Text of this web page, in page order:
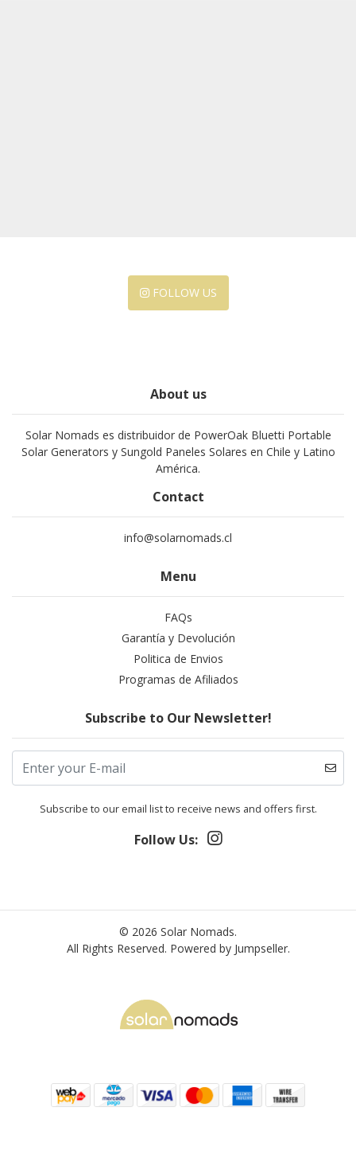
FOLLOW US
About us
Solar Nomads es distribuidor de PowerOak Bluetti Portable
Solar Generators y Sungold Paneles Solares en Chile y Latino
América.
Contact
info@solarnomads.cl
Menu
FAQs
Garantía y Devolución
Politica de Envios
Programas de Afiliados
Subscribe to Our Newsletter!
Subscribe to our email list to receive news and offers first.
Follow Us:
© 2026 Solar Nomads.
All Rights Reserved. Powered by Jumpseller.